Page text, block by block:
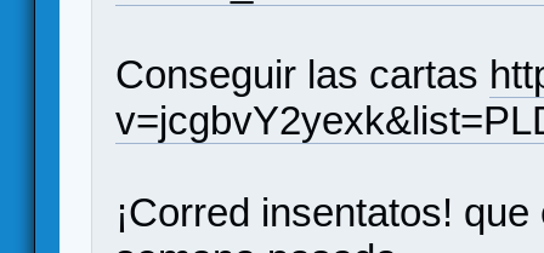
Conseguir las cartas
¡Corred insentatos!